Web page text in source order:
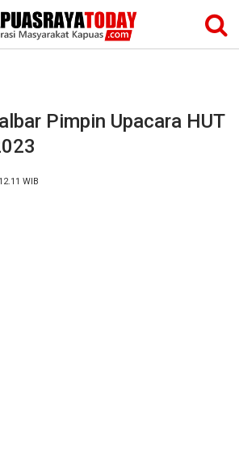
Pimpin Upacara HUT
WIB